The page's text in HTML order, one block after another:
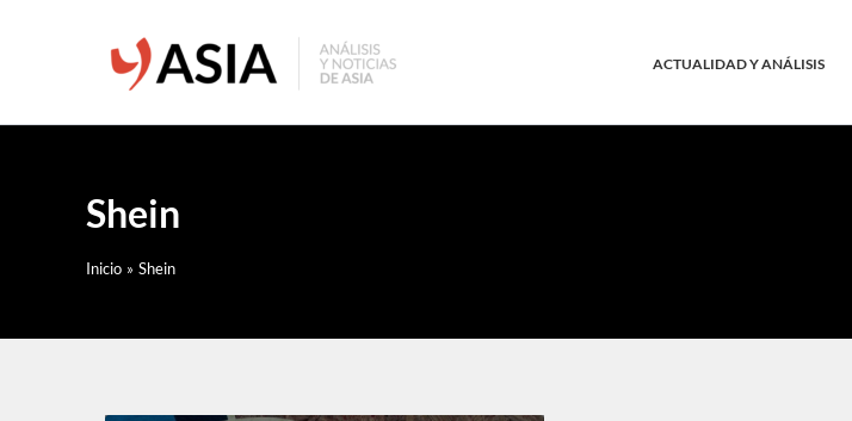
ACTUALIDAD Y ANÁLISIS
Shein
Inicio Shein